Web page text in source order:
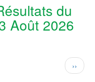
du
Août 2026
Next
page
››